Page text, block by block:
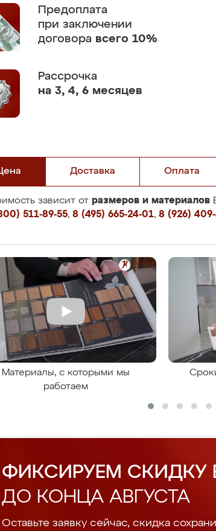
Предоплата
при заключении
договора всего 10%
Рассрочка
на 3, 4, 6 месяцев
Доставка Оплата
зависит от размеров и материалов
511-89-55, 8 (495) 665-24-01, 8 (926)
Материалы, с которыми мы
работаем
ФИКСИРУЕМ СКИДКУ
ДО КОНЦА АВГУСТА
Оставьте заявку сейчас, скидка